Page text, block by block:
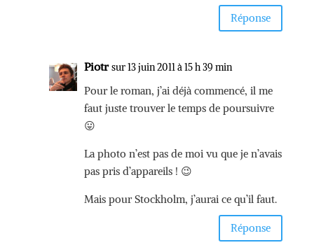
Réponse
Piotr sur 13 juin 2011 à 15 h 39 min
Pour le roman, j’ai déjà commencé, il me
faut juste trouver le temps de poursuivre
😛
La photo n’est pas de moi vu que je n’avais
pas pris d’appareils ! 😉
Mais pour Stockholm, j’aurai ce qu’il faut.
Réponse